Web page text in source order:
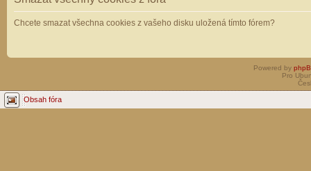
Chcete smazat všechna cookies z vašeho disku uložená tímto fórem?
Powered by
Pro
Obsah fóra